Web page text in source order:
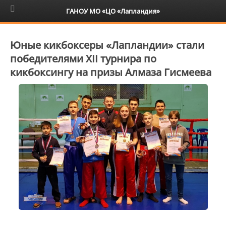
6+
Юные кикбоксеры «Лапландии» стали
победителями XII турнира по
кикбоксингу на призы Алмаза Гисмеева
ГАНОУ МО «ЦО «Лапландия»